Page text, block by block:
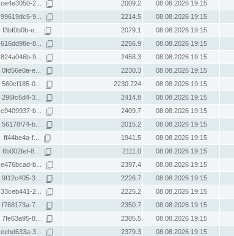
ce4e3050-2... 2009.2
08.08.2026 19:15
99619dc5-9... 2214.5
08.08.2026 19:15
f3bf0b0b-e... 2079.1
08.08.2026 19:15
616dd98e-8... 2256.9
08.08.2026 19:15
824a046b-9... 2458.3
08.08.2026 19:15
0fd56e0a-e... 2230.3
08.08.2026 19:15
560cf185-0... 2230.724
08.08.2026 19:15
296fc6d4-3... 2414.8
08.08.2026 19:15
c9409937-b... 2409.7
08.08.2026 19:15
56178f74-b... 2015.2
08.08.2026 19:15
ff44be4a-f... 1941.5
08.08.2026 19:15
6b002fef-8... 2111.0
08.08.2026 19:15
e476bcad-b... 2397.4
08.08.2026 19:15
9f12c405-3... 2226.7
08.08.2026 19:15
33ceb441-2... 2225.2
08.08.2026 19:15
f768173a-7... 2350.7
08.08.2026 19:15
7fe63a95-8... 2305.5
08.08.2026 19:15
eebd633a-3... 2379.3
08.08.2026 19:15